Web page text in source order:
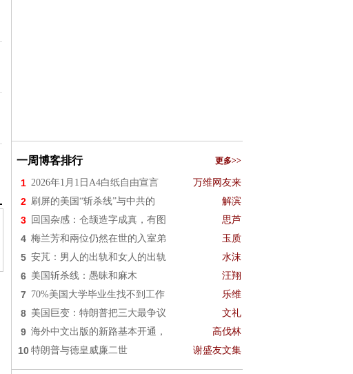
一周博客排行 更多>>
1 2026年1月1日A4白纸自由宣言 万维网友来
2 刷屏的美国“斩杀线”与中共的 解滨
3 回国杂感：仓颉造字成真，有图 思芦
4 梅兰芳和兩位仍然在世的入室弟 玉质
5 安芃：男人的出轨和女人的出轨 水沫
6 美国斩杀线：愚昧和麻木 汪翔
7 70%美国大学毕业生找不到工作 乐维
8 美国巨变：特朗普把三大最争议 文礼
9 海外中文出版的新路基本开通， 高伐林
10 特朗普与德皇威廉二世 谢盛友文集